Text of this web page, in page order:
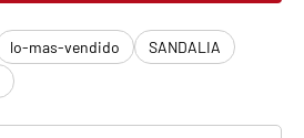
lo-mas-vendido
SANDALIA